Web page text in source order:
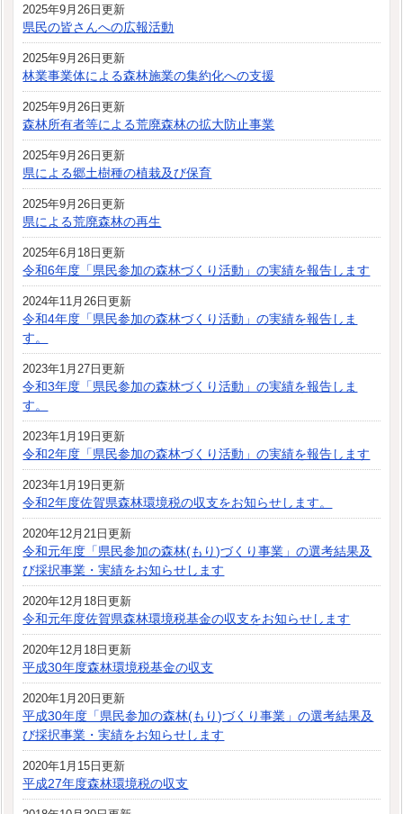
2025年9月26日更新
県民の皆さんへの広報活動
2025年9月26日更新
林業事業体による森林施業の集約化への支援
2025年9月26日更新
森林所有者等による荒廃森林の拡大防止事業
2025年9月26日更新
県による郷土樹種の植栽及び保育
2025年9月26日更新
県による荒廃森林の再生
2025年6月18日更新
令和6年度「県民参加の森林づくり活動」の実績を報告します
2024年11月26日更新
令和4年度「県民参加の森林づくり活動」の実績を報告しま
す。
2023年1月27日更新
令和3年度「県民参加の森林づくり活動」の実績を報告しま
す。
2023年1月19日更新
令和2年度「県民参加の森林づくり活動」の実績を報告します
2023年1月19日更新
令和2年度佐賀県森林環境税の収支をお知らせします。
2020年12月21日更新
令和元年度「県民参加の森林(もり)づくり事業」の選考結果及
び採択事業・実績をお知らせします
2020年12月18日更新
令和元年度佐賀県森林環境税基金の収支をお知らせします
2020年12月18日更新
平成30年度森林環境税基金の収支
2020年1月20日更新
平成30年度「県民参加の森林(もり)づくり事業」の選考結果及
び採択事業・実績をお知らせします
2020年1月15日更新
平成27年度森林環境税の収支